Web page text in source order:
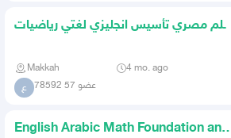
معلم مصري تأسيس انجليزي لغتي رياضيات
Makkah 4 mo. ago
ع عضو 57 78592
English Arabic Math Foundation and